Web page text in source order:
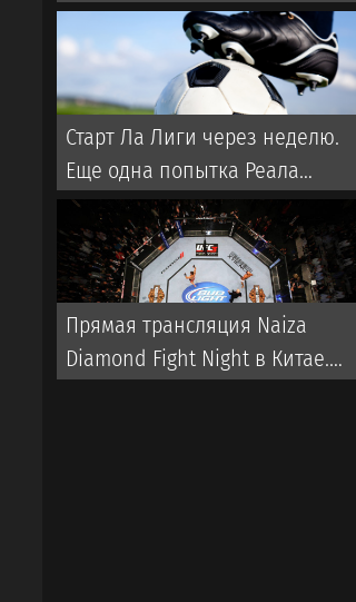
России
Старт Ла Лиги через неделю.
Еще одна попытка Реала
забрать титул у Флика
Прямая трансляция Naiza
Diamond Fight Night в Китае.